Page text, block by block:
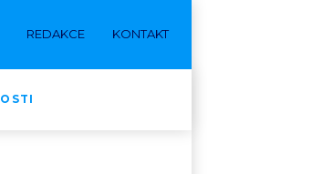
REDAKCE KONTAKT